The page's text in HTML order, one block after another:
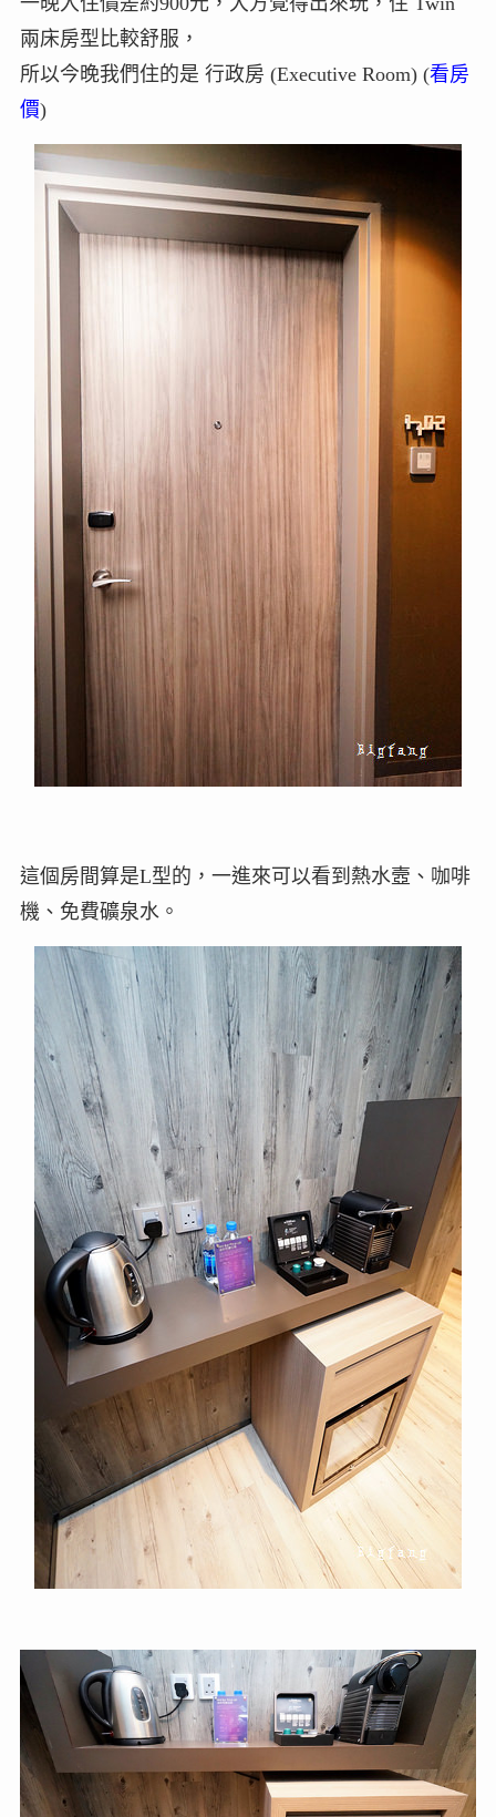
兩床房型比較舒服，
所以今晚我們住的是 行政房 (Executive Room) (看房
價)
這個房間算是L型的，一進來可以看到熱水壼、咖啡
機、免費礦泉水。